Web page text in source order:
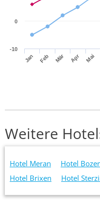
Jan Feb Mär Apr Mai
-10
0
Weitere
Hotel Meran Hotel
Hotel Brixen
Hotel